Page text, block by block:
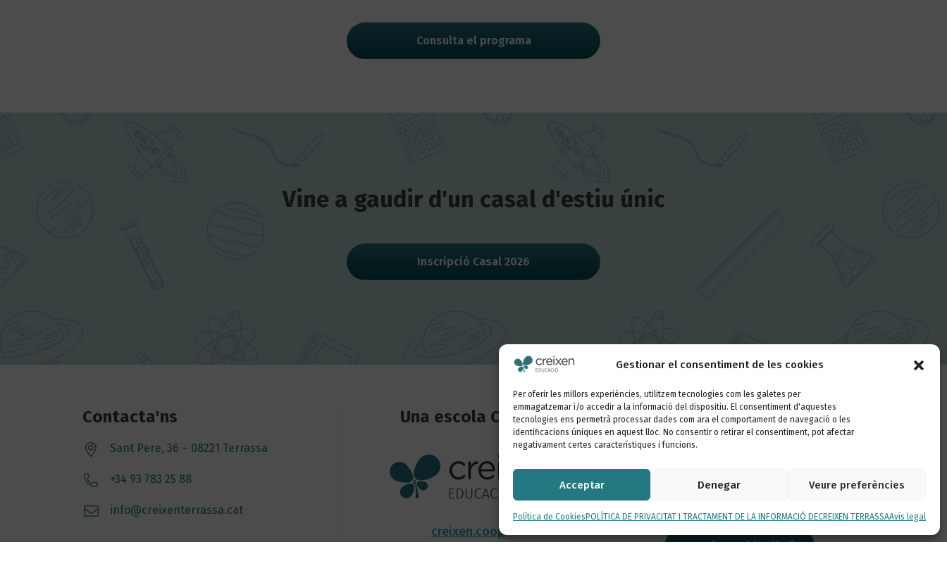
Gestionar el consentiment de les cookies
Per oferir les millors experiències, utilitzem tecnologies com les galetes per
emmagatzemar i/o accedir a la informació del dispositiu. El consentiment d'aquestes
tecnologies ens permetrà processar dades com ara el comportament de navegació o les
identificacions úniques en aquest lloc. No consentir o retirar el consentiment, pot afectar
negativament certes característiques i funcions.
Acceptar Denegar Veure preferències
Política de Cookies POLÍTICA DE PRIVACITAT I TRACTAMENT DE LA INFORMACIÓ DECREIXEN TERRASSAAvís legal
Consulta el programa
Vine a gaudir d'un casal d'estiu únic
Inscripció Casal 2026
Contacta'ns
Sant Pere, 36 – 08221 Terrassa
+34 93 783 25 88
info@creixenterrassa.cat
Una escola Creixen
creixen.coop
Segueix-nos
Inscriu-te al butlletí